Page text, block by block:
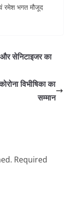
रमेश भगत मौजूद
और सेनिटाइजर का
विभीषिका का
सम्मान
Required